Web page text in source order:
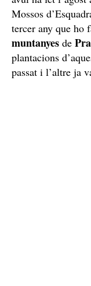
Mossos
tercer any que ho
muntanyes de
plantacions
passat i l’altre ja